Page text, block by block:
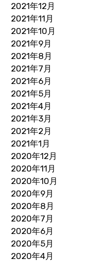
2021年12月
2021年11月
2021年10月
2021年9月
2021年8月
2021年7月
2021年6月
2021年5月
2021年4月
2021年3月
2021年2月
2021年1月
2020年12月
2020年11月
2020年10月
2020年9月
2020年8月
2020年7月
2020年6月
2020年5月
2020年4月